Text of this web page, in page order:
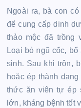
Ngoài ra, bà con
để cung cấp dinh
thảo mộc đã trồng
Loại bỏ ngũ cốc,
sinh. Sau khi trộn,
hoặc ép thành
thức ăn viên tự ép
lớn, kháng bệnh tốt